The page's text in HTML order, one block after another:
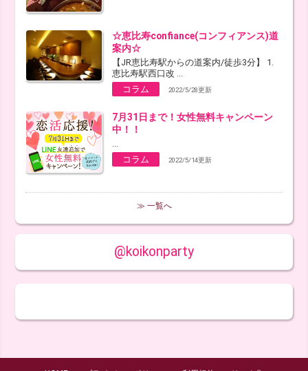
☆恵比寿confiance(コンフィアンス)道
案内☆
【JR恵比寿駅からの道案内/徒歩3分】 1.
恵比寿駅西口改 ...
コラム
2022/5/28更新
7月31日まで！女性無料キャンペーン
中！！
コラム
2022/5/14更新
≫ 一覧へ
@koikonparty